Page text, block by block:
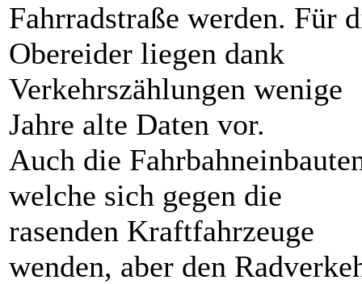
Fahrradstraße werden. Für
Obereider liegen dank
Verkehrszählungen wenige
Jahre alte Daten vor.
Auch die
welche sich gegen die
rasenden Kraftfahrzeuge
wenden, aber den